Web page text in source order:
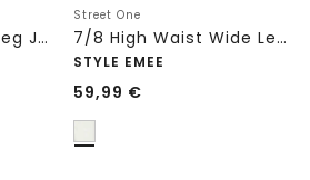
High Waist Barrel Leg Jeans im Loose Fit
Street One
7/8 High Waist Wide Leg Jeans im Loose Fit
STYLE EMEE
59,99 €